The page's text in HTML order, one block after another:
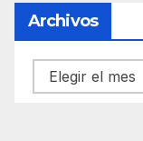
Archivos
Archivos